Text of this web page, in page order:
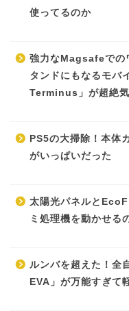
使ってるのか
強力なMagsafeでの
タンドにもなるモ
Terminus」が超絶
PS5の大掃除！本体
がいっぱいだった
太陽光パネルと
ミ処理機を動かせる
ルンバを超えた！全
EVA」が万能すぎて